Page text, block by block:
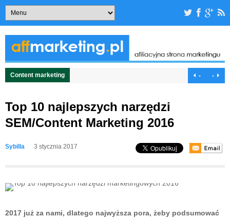
Content marketing - -
Top 10 najlepszych narzędzi
SEM/Content Marketing 2016
Sybilla 3 stycznia 2017
2017 już za nami, dlatego najwyższa pora, żeby podsumować